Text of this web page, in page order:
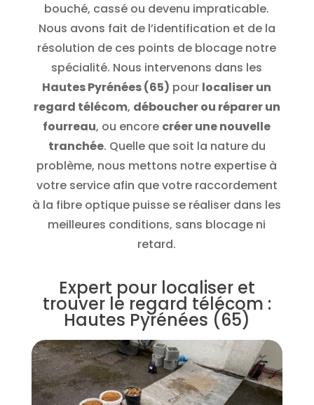
bouché, cassé ou devenu impraticable.
Nous avons fait de l’identification et de la
résolution de ces points de blocage notre
spécialité. Nous intervenons dans les
Hautes Pyrénées (65) pour localiser un
regard télécom, déboucher ou réparer un
fourreau, ou encore créer une nouvelle
tranchée. Quelle que soit la nature du
problème, nous mettons notre expertise à
votre service afin que votre raccordement
à la fibre optique puisse se réaliser dans les
meilleures conditions, sans blocage ni
retard.
Expert pour localiser et
trouver le regard télécom :
Hautes Pyrénées (65)